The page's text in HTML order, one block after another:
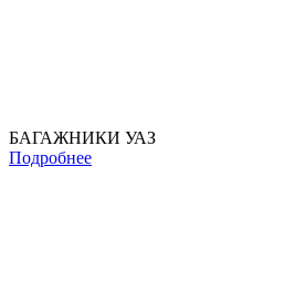
БАГАЖНИКИ УАЗ
Подробнее